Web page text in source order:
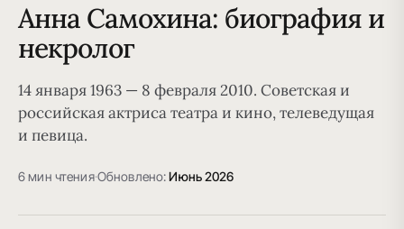
Анна Самохина: биография и
некролог
14 января 1963 — 8 февраля 2010. Советская и
российская актриса театра и кино, телеведущая
и певица.
6 мин чтения·Обновлено:Июнь 2026